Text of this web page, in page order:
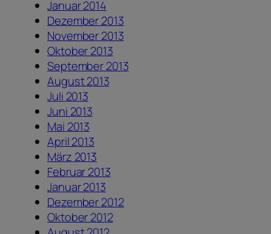
Januar 2014
Dezember 2013
November 2013
Oktober 2013
September 2013
August 2013
Juli 2013
Juni 2013
Mai 2013
April 2013
März 2013
Februar 2013
Januar 2013
Dezember 2012
Oktober 2012